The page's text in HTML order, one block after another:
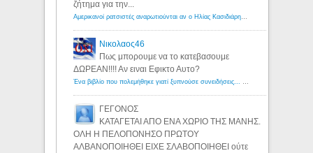
ζήτημα για την...
Αμερικανοί ρατσιστές αναρωτιούνται αν ο Ηλίας Κασιδιάρης ανήκει στη λευκή φυλή... - Λόγιος Ερμής
Νικολαος46
Πως μπορουμε να το κατεβασουμε
ΔΩΡΕΑΝ!!!! Αν ειναι Εφικτο Αυτο?
Ένα βιβλίο που πολεμήθηκε γιατί ξυπνούσε συνειδήσεις... - Λόγιος Ερμής | Η γνώση ξεκινάει με την αναζήτηση...
ΓΕΓΟΝΟΣ
ΚΑΤΑΓΕΤΑΙ ΑΠΟ ΕΝΑ ΧΩΡΙΟ ΤΗΣ ΜΑΝΗΣ.
ΟΛΗ Η ΠΕΛΟΠΟΝΗΣΟ ΠΡΩΤΟΥ
ΑΛΒΑΝΟΠΟΙΗΘΕΙ ΕΙΧΕ ΣΛΑΒΟΠΟΙΗΘΕΙ ούτε